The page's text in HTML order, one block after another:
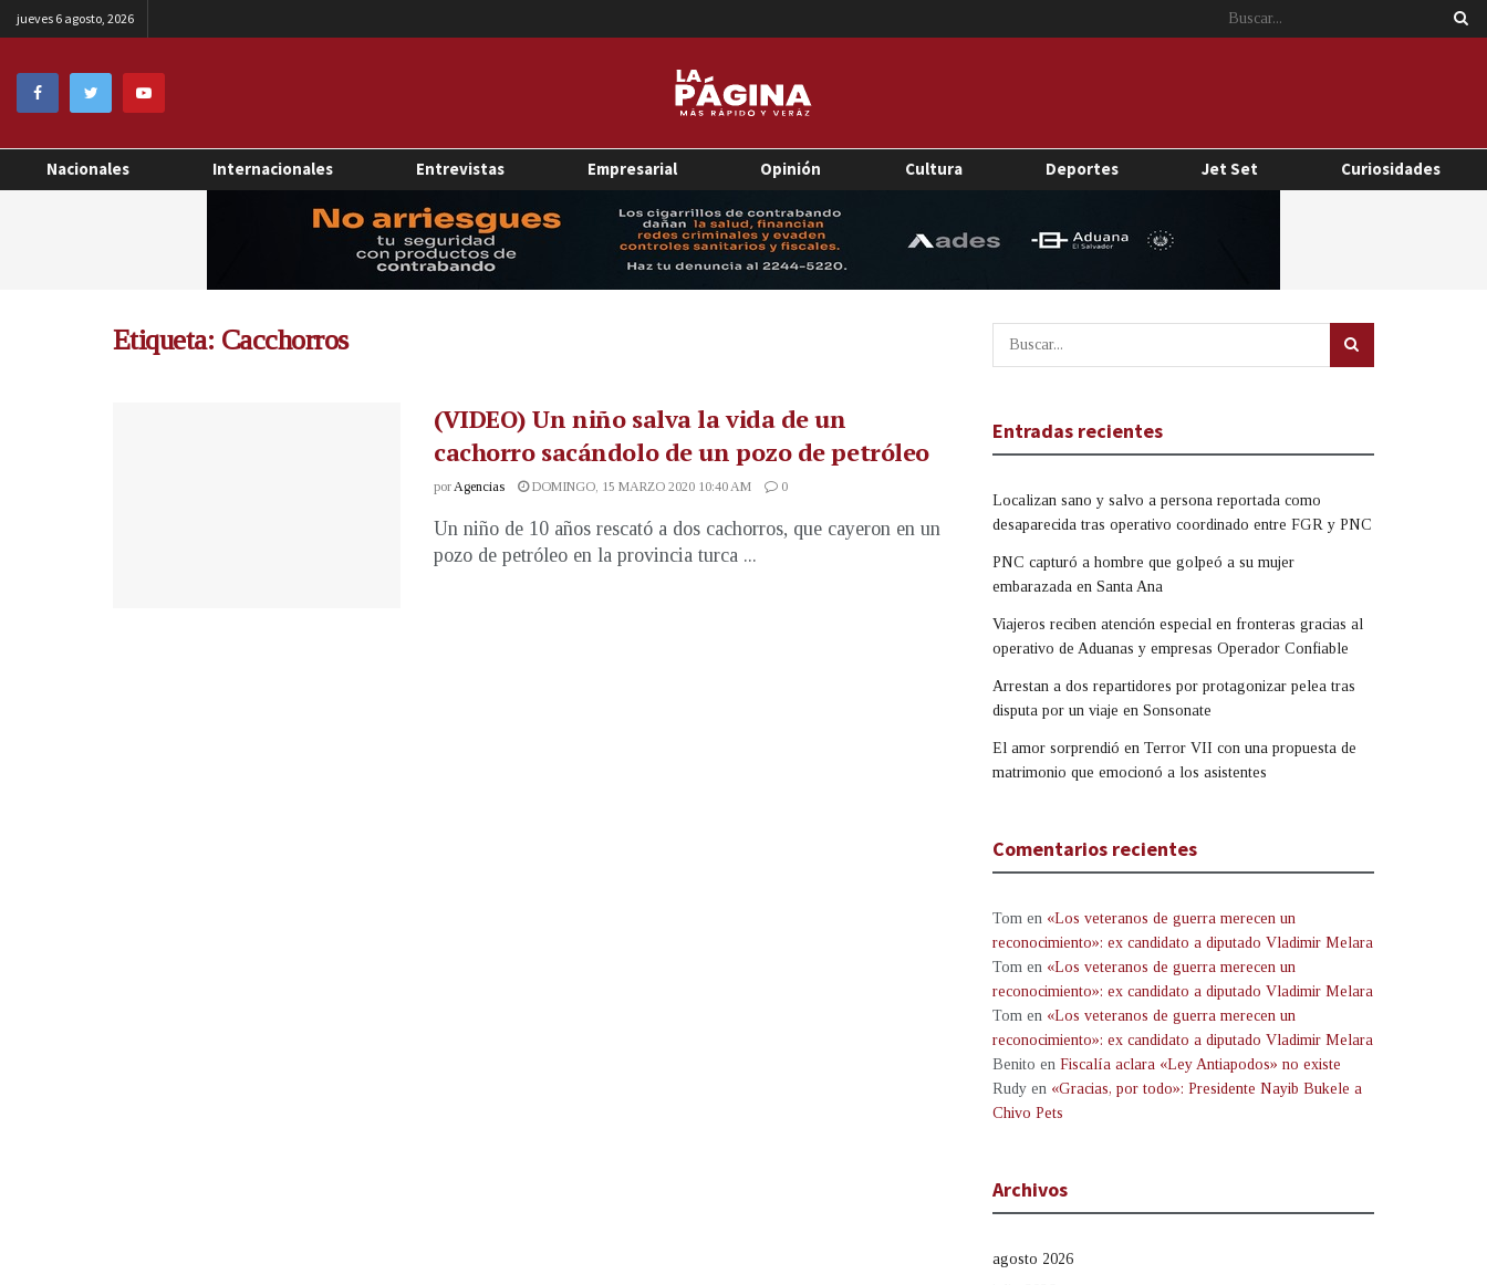
jueves 6 agosto, 2026
Nacionales Internacionales Entrevistas Empresarial Opinión Cultura Deportes Jet Set Curiosidades
Etiqueta: Cacchorros
(VIDEO) Un niño salva la vida de un
cachorro sacándolo de un pozo de petróleo
porAgencias DOMINGO, 15 MARZO 2020 10:40 AM 0
Un niño de 10 años rescató a dos cachorros, que cayeron en un
pozo de petróleo en la provincia turca ...
Entradas recientes
Localizan sano y salvo a persona reportada como
desaparecida tras operativo coordinado entre FGR y PNC
PNC capturó a hombre que golpeó a su mujer
embarazada en Santa Ana
Viajeros reciben atención especial en fronteras gracias al
operativo de Aduanas y empresas Operador Confiable
Arrestan a dos repartidores por protagonizar pelea tras
disputa por un viaje en Sonsonate
El amor sorprendió en Terror VII con una propuesta de
matrimonio que emocionó a los asistentes
Comentarios recientes
Tom en «Los veteranos de guerra merecen un
reconocimiento»: ex candidato a diputado Vladimir Melara
Tom en «Los veteranos de guerra merecen un
reconocimiento»: ex candidato a diputado Vladimir Melara
Tom en «Los veteranos de guerra merecen un
reconocimiento»: ex candidato a diputado Vladimir Melara
Benito en Fiscalía aclara «Ley Antiapodos» no existe
Rudy en «Gracias, por todo»: Presidente Nayib Bukele a
Chivo Pets
Archivos
agosto 2026